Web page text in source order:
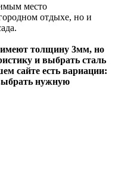
место
отдыхе, но и
толщину 3мм, но
и выбрать сталь
сайте есть вариации:
нужную